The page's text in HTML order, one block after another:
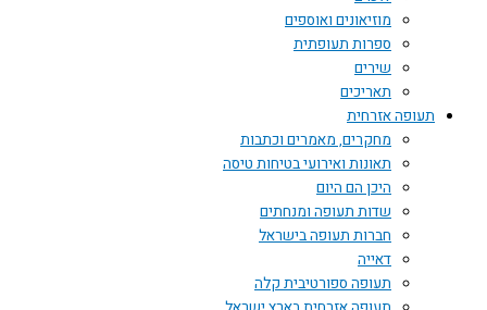
מוזיאונים ואוספים
ספרות תעופתית
שירים
תאריכים
תעופה אזרחית
מחקרים, מאמרים וכתבות
תאונות ואירועי בטיחות טיסה
היכן הם היום
שדות תעופה ומנחתים
חברות תעופה בישראל
דאייה
תעופה ספורטיבית קלה